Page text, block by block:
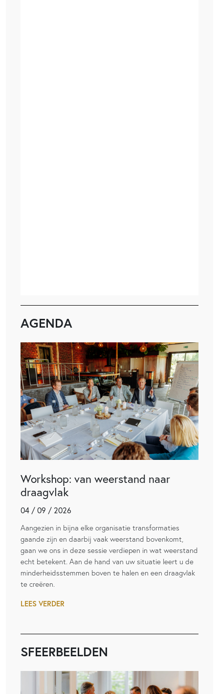
AGENDA
Workshop: van weerstand naar
draagvlak
04 / 09 / 2026
Aangezien in bijna elke organisatie transformaties
gaande zijn en daarbij vaak weerstand bovenkomt,
gaan we ons in deze sessie verdiepen in wat weerstand
echt betekent. Aan de hand van uw situatie leert u de
minderheidsstemmen boven te halen en een draagvlak
te creëren.
LEES VERDER
SFEERBEELDEN